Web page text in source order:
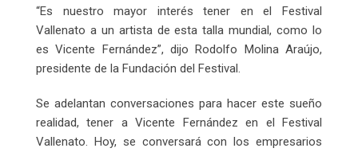
“Es nuestro mayor interés tener en el Festival
Vallenato a un artista de esta talla mundial, como lo
es Vicente Fernández”, dijo Rodolfo Molina Araújo,
presidente de la Fundación del Festival.
Se adelantan conversaciones para hacer este sueño
realidad, tener a Vicente Fernández en el Festival
Vallenato. Hoy, se conversará con los empresarios